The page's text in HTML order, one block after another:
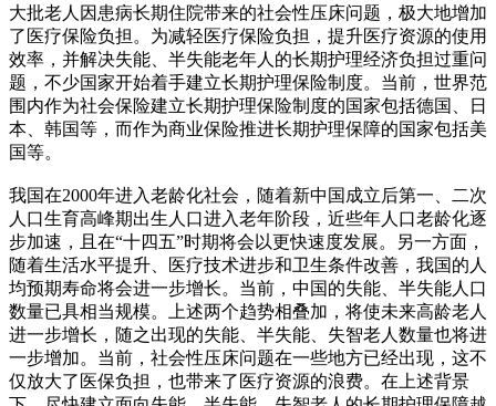
大批老人因患病长期住院带来的社会性压床问题，极大地增加
了医疗保险负担。为减轻医疗保险负担，提升医疗资源的使用
效率，并解决失能、半失能老年人的长期护理经济负担过重问
题，不少国家开始着手建立长期护理保险制度。当前，世界范
围内作为社会保险建立长期护理保险制度的国家包括德国、日
本、韩国等，而作为商业保险推进长期护理保障的国家包括美
国等。
我国在2000年进入老龄化社会，随着新中国成立后第一、二次
人口生育高峰期出生人口进入老年阶段，近些年人口老龄化逐
步加速，且在“十四五”时期将会以更快速度发展。另一方面，
随着生活水平提升、医疗技术进步和卫生条件改善，我国的人
均预期寿命将会进一步增长。当前，中国的失能、半失能人口
数量已具相当规模。上述两个趋势相叠加，将使未来高龄老人
进一步增长，随之出现的失能、半失能、失智老人数量也将进
一步增加。当前，社会性压床问题在一些地方已经出现，这不
仅放大了医保负担，也带来了医疗资源的浪费。在上述背景